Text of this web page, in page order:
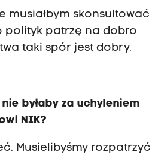
musiałbym skonsultować
polityk patrzę na dobro
taki spór jest dobry.
byłaby za uchyleniem
NIK?
Musielibyśmy rozpatrzyć